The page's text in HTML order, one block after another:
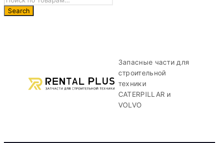
Запасные части для
строительной
техники
CATERPILLAR и
VOLVO